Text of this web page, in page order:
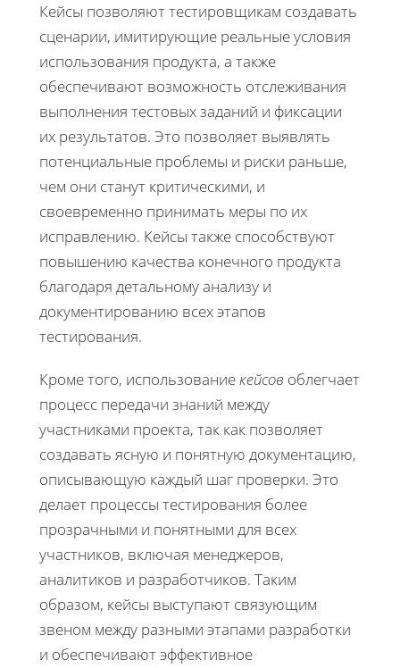
Кейсы позволяют тестировщикам создавать
сценарии, имитирующие реальные условия
использования продукта, а также
обеспечивают возможность отслеживания
выполнения тестовых заданий и фиксации
их результатов. Это позволяет выявлять
потенциальные проблемы и риски раньше,
чем они станут критическими, и
своевременно принимать меры по их
исправлению. Кейсы также способствуют
повышению качества конечного продукта
благодаря детальному анализу и
документированию всех этапов
тестирования.
Кроме того, использованиекейсов облегчает
процесс передачи знаний между
участниками проекта, так как позволяет
создавать ясную и понятную документацию,
описывающую каждый шаг проверки. Это
делает процессы тестирования более
прозрачными и понятными для всех
участников, включая менеджеров,
аналитиков и разработчиков. Таким
образом, кейсы выступают связующим
звеном между разными этапами разработки
и обеспечивают эффективное